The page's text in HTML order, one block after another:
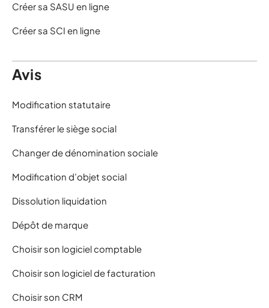
Créer sa SASU en ligne
Créer sa SCI en ligne
Avis
Modification statutaire
Transférer le siège social
Changer de dénomination sociale
Modification d’objet social
Dissolution liquidation
Dépôt de marque
Choisir son logiciel comptable
Choisir son logiciel de facturation
Choisir son CRM